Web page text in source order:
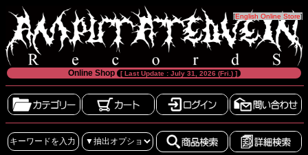
[English Online Store]
Online Shop [ Last Update : July 31, 2026 (Fri.) ]